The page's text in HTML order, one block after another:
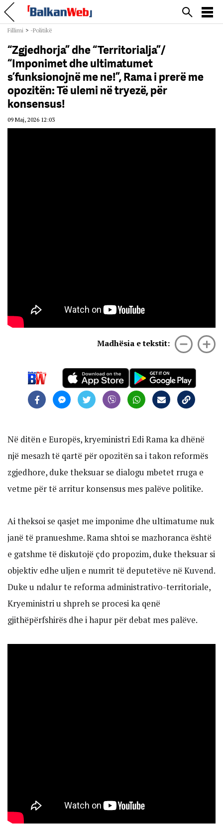
Fillimi > -Politikë
“Zgjedhorja” dhe “Territorialja”/
“Imponimet dhe ultimatumet
s’funksionojnë me ne!”, Rama i prerë me
opozitën: Të ulemi në tryezë, për
konsensus!
09 Maj, 2026 12:03
Madhësia e tekstit:
Në ditën e Europës, kryeministri Edi Rama ka dhënë
një mesazh të qartë për opozitën sa i takon reformës
zgjedhore, duke theksuar se dialogu mbetet rruga e
vetme për të arritur konsensus mes palëve politike.
Ai theksoi se qasjet me imponime dhe ultimatume nuk
janë të pranueshme. Rama shtoi se mazhoranca është
e gatshme të diskutojë çdo propozim, duke theksuar si
objektiv edhe uljen e numrit të deputetëve në Kuvend.
Duke u ndalur te reforma administrativo-territoriale,
Kryeministri u shpreh se procesi ka qenë
gjithëpërfshirës dhe i hapur për debat mes palëve.